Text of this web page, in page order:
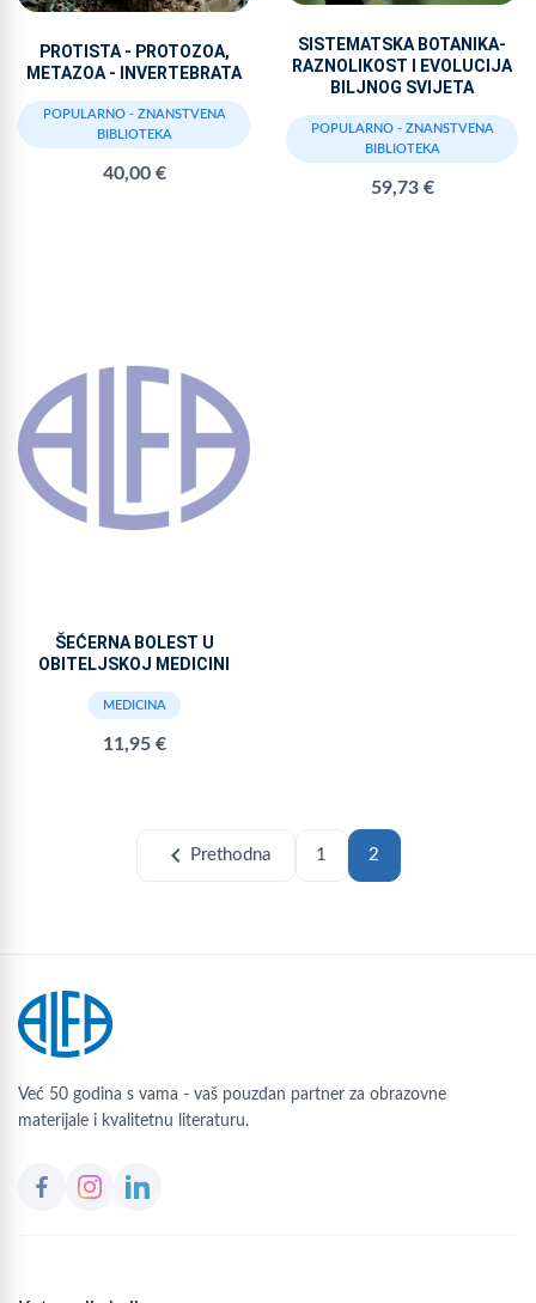
PROTISTA - PROTOZOA,
METAZOA - INVERTEBRATA
POPULARNO - ZNANSTVENA
BIBLIOTEKA
40,00 €
SISTEMATSKA BOTANIKA-
RAZNOLIKOST I EVOLUCIJA
BILJNOG SVIJETA
POPULARNO - ZNANSTVENA
BIBLIOTEKA
59,73 €
ŠEĆERNA BOLEST U
OBITELJSKOJ MEDICINI
MEDICINA
11,95 €
chevron_left Prethodna 1 2
Već 50 godina s vama - vaš pouzdan partner za obrazovne
materijale i kvalitetnu literaturu.